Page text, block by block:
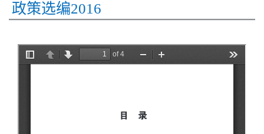
政策选编2016